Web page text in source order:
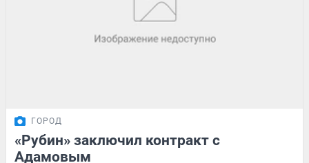
ГОРОД
«Рубин» заключил контракт с
Адамовым